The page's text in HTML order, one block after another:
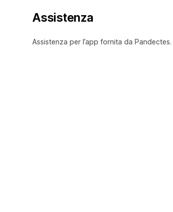
Assistenza
Assistenza per l’app fornita da Pandectes.